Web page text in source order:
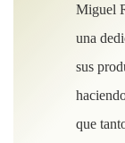
Miguel
una
sus
que